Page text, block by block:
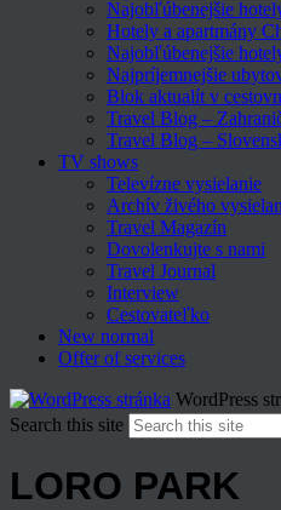
Najobľúbenejšie
Hotely a apartmány
Najobľúbenejšie
Najpríjemnejšie
Blok aktualít v
Travel Blog –
Travel Blog –
TV shows
Televízne vysielanie
Archív živého
Travel Magazín
Dovolenkujte s nami
Travel Journal
Interview
Cestovateľko
New normal
Offer of services
WordPress
Search this site
LORO PARK